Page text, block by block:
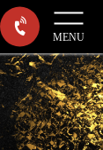
MENU